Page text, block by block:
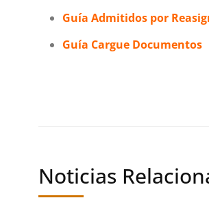
Guía Admitidos por
Guía Cargue Documentos
Noticias